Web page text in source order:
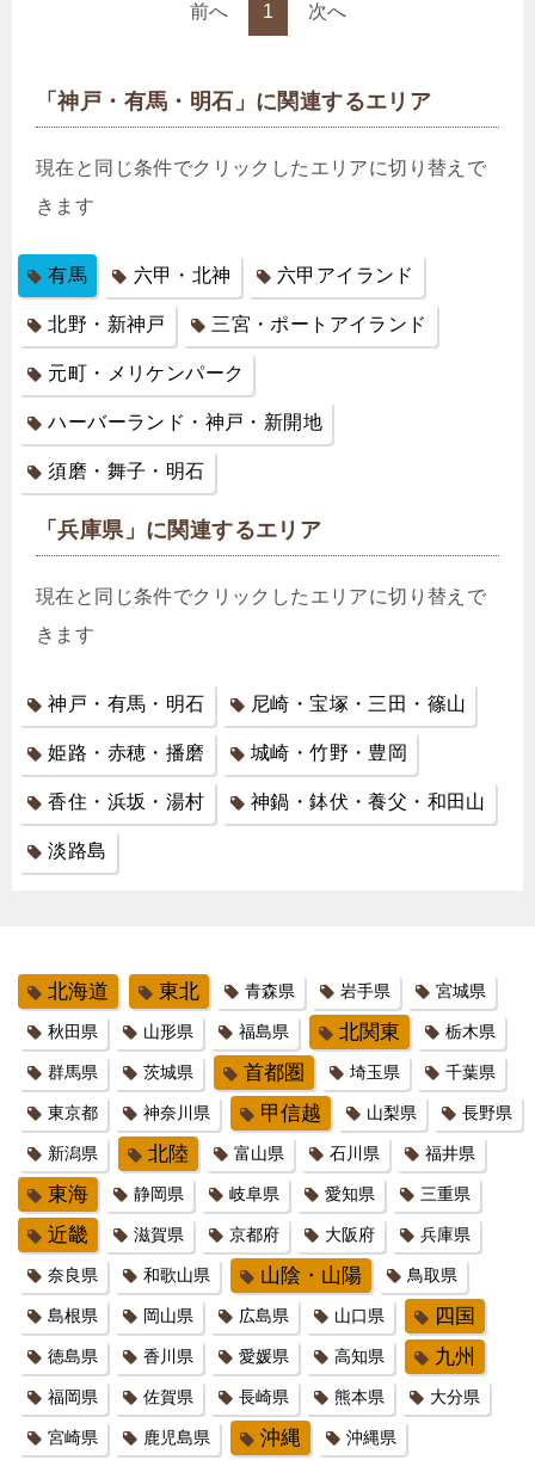
前へ 1 次へ
「神戸・有馬・明石」に関連するエリア
現在と同じ条件でクリックしたエリアに切り替えで
きます
有馬 六甲・北神 六甲アイランド
北野・新神戸 三宮・ポートアイランド
元町・メリケンパーク
ハーバーランド・神戸・新開地
須磨・舞子・明石
「兵庫県」に関連するエリア
現在と同じ条件でクリックしたエリアに切り替えで
きます
神戸・有馬・明石 尼崎・宝塚・三田・篠山
姫路・赤穂・播磨 城崎・竹野・豊岡
香住・浜坂・湯村 神鍋・鉢伏・養父・和田山
淡路島
北海道 東北 青森県 岩手県 宮城県
秋田県 山形県 福島県 北関東 栃木県
群馬県 茨城県 首都圏 埼玉県 千葉県
東京都 神奈川県 甲信越 山梨県 長野県
新潟県 北陸 富山県 石川県 福井県
東海 静岡県 岐阜県 愛知県 三重県
近畿 滋賀県 京都府 大阪府 兵庫県
奈良県 和歌山県 山陰・山陽 鳥取県
島根県 岡山県 広島県 山口県 四国
徳島県 香川県 愛媛県 高知県 九州
福岡県 佐賀県 長崎県 熊本県 大分県
宮崎県 鹿児島県 沖縄 沖縄県